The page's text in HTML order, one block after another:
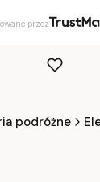
Ulubione
podróżne
przez